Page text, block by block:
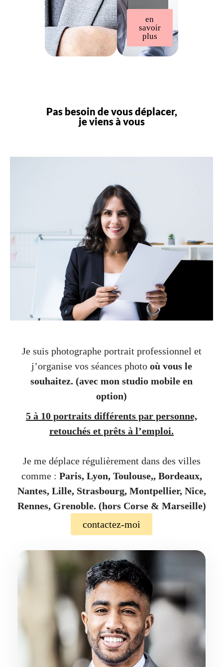
en
savoir
plus
Pas besoin de vous déplacer,
je viens à vous
Je suis photographe portrait professionnel et
j’organise vos séances photo où vous le
souhaitez. (avec mon studio mobile en
option)
5 à 10 portraits différents par personne,
retouchés et prêts à l’emploi.
Je me déplace régulièrement dans des villes
comme : Paris, Lyon, Toulouse,, Bordeaux,
Nantes, Lille, Strasbourg, Montpellier, Nice,
Rennes, Grenoble. (hors Corse & Marseille)
contactez-moi